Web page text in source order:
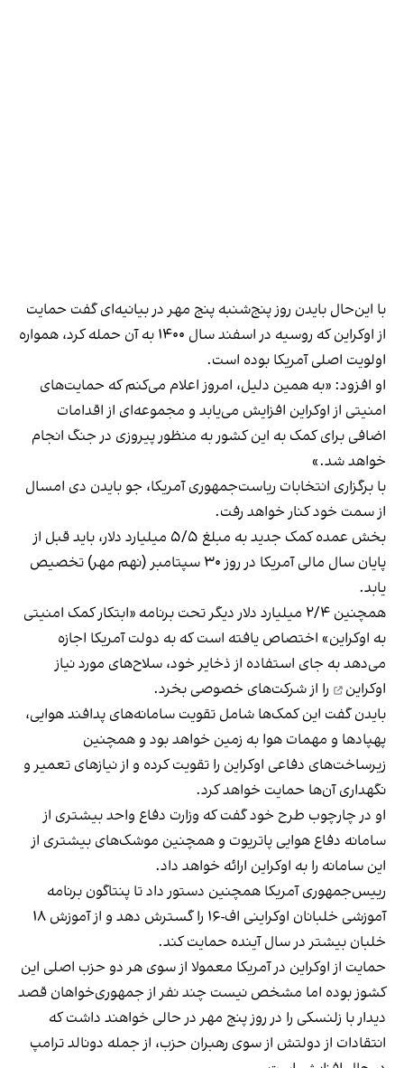
با این‌حال بایدن روز پنج‌شنبه پنج مهر در بیانیه‌ای گفت حمایت
از اوکراین که روسیه در اسفند سال ۱۴۰۰ به آن حمله کرد، همواره
اولویت اصلی آمریکا بوده است.
او افزود: «به همین دلیل، امروز اعلام می‌کنم که حمایت‌های
امنیتی از اوکراین افزایش می‌یابد و مجموعه‌ای از اقدامات
اضافی برای کمک به این کشور به منظور پیروزی در جنگ انجام
خواهد شد.»
با برگزاری انتخابات ریاست‌جمهوری آمریکا، جو بایدن دی امسال
از سمت خود کنار خواهد رفت.
بخش عمده کمک جدید به مبلغ ۵/۵ میلیارد دلار، باید قبل از
پایان سال مالی آمریکا در روز ۳۰ سپتامبر (نهم مهر) تخصیص
یابد.
همچنین ۲/۴ میلیارد دلار دیگر تحت برنامه «ابتکار کمک امنیتی
به اوکراین» اختصاص یافته است که به دولت آمریکا اجازه
می‌دهد به جای استفاده از ذخایر خود، سلاح‌های مورد نیاز
اوکراین
را از شرکت‌های خصوصی بخرد.
بایدن گفت این کمک‌ها شامل تقویت سامانه‌های پدافند هوایی،
پهپادها و مهمات هوا به زمین خواهد بود و همچنین
زیرساخت‌های دفاعی اوکراین را تقویت کرده و از نیازهای تعمیر و
نگهداری آن‌ها حمایت خواهد کرد.
او در چارچوب طرح خود گفت که وزارت دفاع واحد بیشتری از
سامانه دفاع هوایی پاتریوت و همچنین موشک‌های بیشتری از
این سامانه را به اوکراین ارائه خواهد داد.
رییس‌جمهوری آمریکا همچنین دستور داد تا پنتاگون برنامه
آموزشی خلبانان اوکراینی اف-۱۶ را گسترش دهد و از آموزش ۱۸
خلبان بیشتر در سال آینده حمایت کند.
حمایت از اوکراین در آمریکا معمولا از سوی هر دو حزب اصلی این
کشوز بوده اما مشخص نیست چند نفر از جمهوری‌خواهان قصد
دیدار با زلنسکی را در روز پنج مهر در حالی خواهند داشت که
انتقادات از دولتش از سوی رهبران حزب، از جمله دونالد ترامپ